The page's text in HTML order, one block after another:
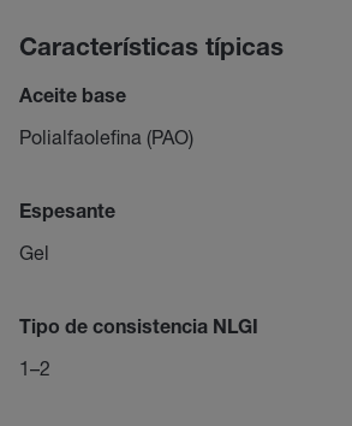
Características típicas
Aceite base
Polialfaolefina (PAO)
Espesante
Gel
Tipo de consistencia NLGI
1–2